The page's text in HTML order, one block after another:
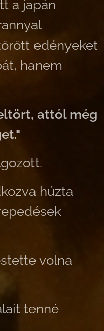
a japán
edényeket
hanem
attól még
húzta
volna
tenné